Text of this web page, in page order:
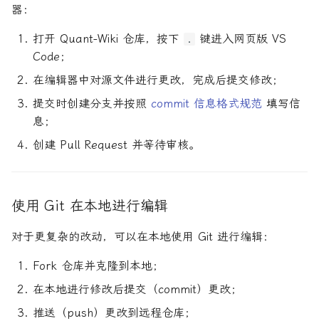
器：
打开 Quant-Wiki 仓库，按下 .
键进入网页版 VS
Code；
在编辑器中对源文件进行更改，完成后提交修改；
提交时创建分支并按照 commit 信息格式规范 填写信
息；
创建 Pull Request 并等待审核。
使用 Git 在本地进行编辑
对于更复杂的改动，可以在本地使用 Git 进行编辑：
Fork 仓库并克隆到本地；
在本地进行修改后提交（commit）更改；
推送（push）更改到远程仓库；